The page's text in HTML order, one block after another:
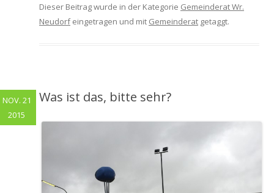
Dieser Beitrag wurde in der Kategorie Gemeinderat Wr.
Neudorfeingetragen und mit Gemeinderat getaggt.
Was ist das, bitte sehr?
NOV. 21
2015